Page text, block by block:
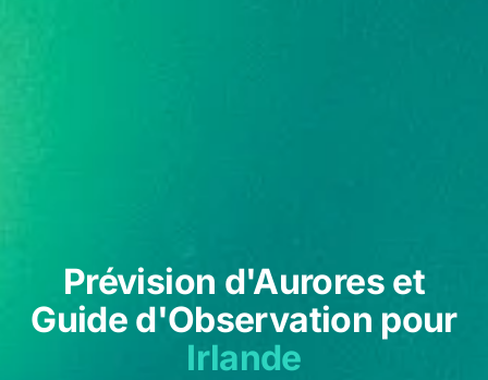
Prévision d'Aurores et
Guide d'Observation pour
Irlande